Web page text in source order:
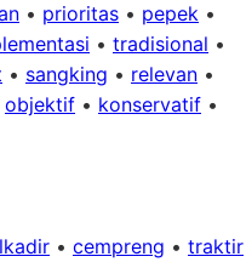
• prioritas • pepek •
• tradisional •
• sangking • relevan •
objektif • konservatif •
• cempreng • traktir